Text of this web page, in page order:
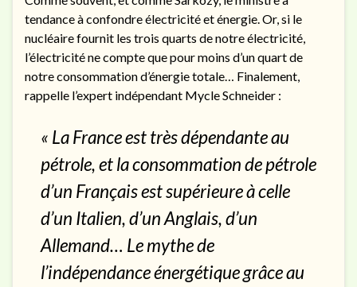
tendance à confondre électricité et énergie. Or, si le
nucléaire fournit les trois quarts de notre électricité,
l’électricité ne compte que pour moins d’un quart de
notre consommation d’énergie totale… Finalement,
rappelle l’expert indépendant Mycle Schneider :
« La France est très dépendante au
pétrole, et la consommation de pétrole
d’un Français est supérieure à celle
d’un Italien, d’un Anglais, d’un
Allemand… Le mythe de
l’indépendance énergétique grâce au